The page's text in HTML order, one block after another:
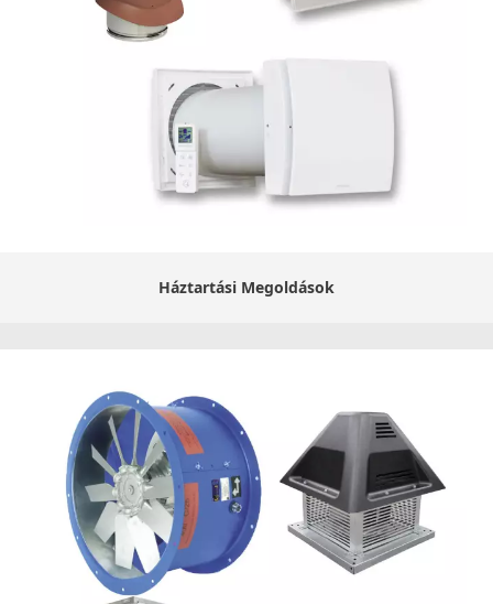
Háztartási Megoldások